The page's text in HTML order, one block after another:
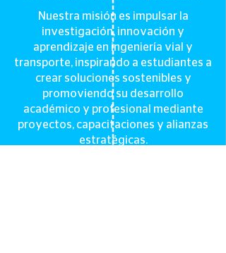
Nuestra misión es impulsar la
investigación, innovación y
aprendizaje en ingeniería vial y
transporte, inspirando a estudiantes a
crear soluciones sostenibles y
promoviendo su desarrollo
académico y profesional mediante
proyectos, capacitaciones y alianzas
estratégicas.